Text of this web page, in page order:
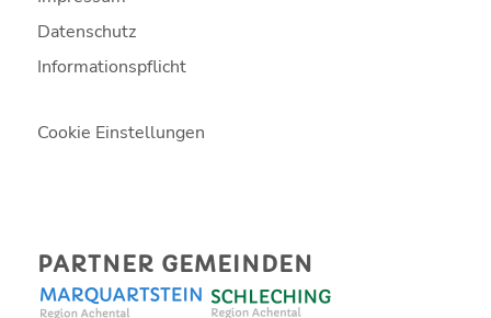
Datenschutz
Informationspflicht
Cookie Einstellungen
PARTNER GEMEINDEN